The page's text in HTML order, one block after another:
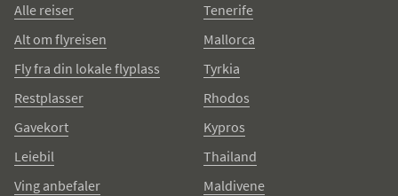
Alle reiser
Alt om flyreisen
Fly fra din lokale flyplass
Restplasser
Gavekort
Leiebil
Ving anbefaler
Tenerife
Mallorca
Tyrkia
Rhodos
Kypros
Thailand
Maldivene